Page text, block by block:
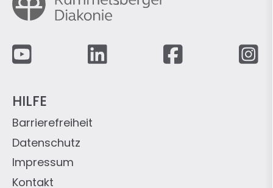
Fußzeile
HILFE
Kontakt
Impressum
Datenschutz
Barrierefreiheit